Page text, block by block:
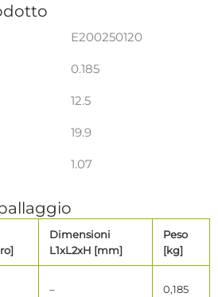
E200250120
0.185
12.5
19.9
1.07
Dimensioni
L1xL2xH [mm]
Peso
[kg]
– 0,185